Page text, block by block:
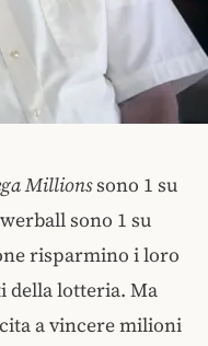
Millionssono 1 su
sono 1 su
risparmino i loro
della lotteria. Ma
a vincere milioni